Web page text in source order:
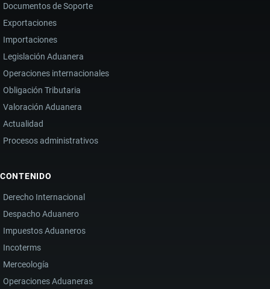
Documentos de Soporte
Exportaciones
Importaciones
Legislación Aduanera
Operaciones internacionales
Obligación Tributaria
Valoración Aduanera
Actualidad
Procesos administrativos
CONTENIDO
Derecho Internacional
Despacho Aduanero
Impuestos Aduaneros
Incoterms
Merceología
Operaciones Aduaneras